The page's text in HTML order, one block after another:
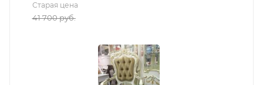
Старая цена
41 700руб.